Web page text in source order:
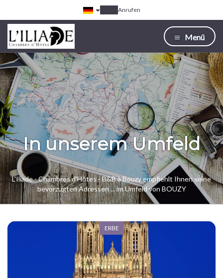
Anrufen
Menü
In unserem Umfeld
L'Iliade - Chambres d'Hôtes - B&B à Bouzy empfiehlt Ihnen seine
bevorzugten Adressen ... im Umfeld von BOUZY
ERBE